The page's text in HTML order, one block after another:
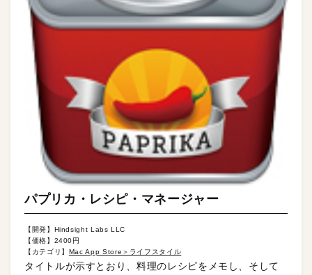
パプリカ・レシピ・マネージャー
【開発】Hindsight Labs LLC
【価格】2400円
【カテゴリ】 Mac App Store＞ライフスタイル
タイトルが示すとおり、料理のレシピをメモし、そして